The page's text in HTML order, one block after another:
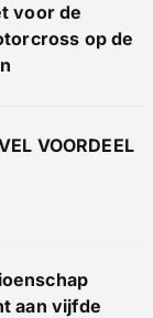
voor de
op de
VOORDEEL
aan vijfde